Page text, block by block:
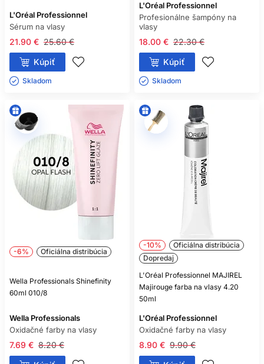
L'Oréal Professionnel
Sérum na vlasy
25.60 €
21.90 €
Kúpiť
Skladom ㅤ
L'Oréal Professionnel
Profesionálne šampóny na
vlasy
22.30 €
18.00 €
Kúpiť
Skladom ㅤ
-6% Oficiálna distribúcia
Wella Professionals Shinefinity
60ml 010/8
Wella Professionals
Oxidačné farby na vlasy
8.20 €
7.69 €
-10%
Oficiálna distribúcia
Dopredaj
L'Oréal Professionnel MAJIREL
Majirouge farba na vlasy 4.20
50ml
L'Oréal Professionnel
Oxidačné farby na vlasy
9.90 €
8.90 €